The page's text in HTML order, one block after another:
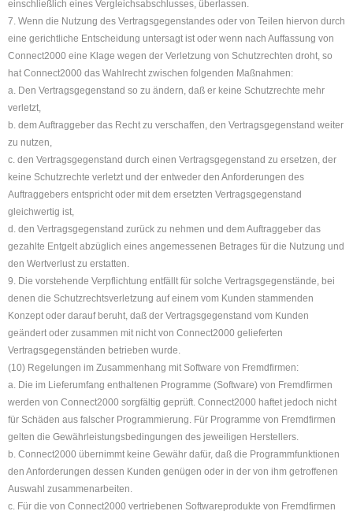
einschließlich eines Vergleichsabschlusses, überlassen.
7. Wenn die Nutzung des Vertragsgegenstandes oder von Teilen hiervon durch
eine gerichtliche Entscheidung untersagt ist oder wenn nach Auffassung von
Connect2000 eine Klage wegen der Verletzung von Schutzrechten droht, so
hat Connect2000 das Wahlrecht zwischen folgenden Maßnahmen:
a. Den Vertragsgegenstand so zu ändern, daß er keine Schutzrechte mehr
verletzt,
b. dem Auftraggeber das Recht zu verschaffen, den Vertragsgegenstand weiter
zu nutzen,
c. den Vertragsgegenstand durch einen Vertragsgegenstand zu ersetzen, der
keine Schutzrechte verletzt und der entweder den Anforderungen des
Auftraggebers entspricht oder mit dem ersetzten Vertragsgegenstand
gleichwertig ist,
d. den Vertragsgegenstand zurück zu nehmen und dem Auftraggeber das
gezahlte Entgelt abzüglich eines angemessenen Betrages für die Nutzung und
den Wertverlust zu erstatten.
9. Die vorstehende Verpflichtung entfällt für solche Vertragsgegenstände, bei
denen die Schutzrechtsverletzung auf einem vom Kunden stammenden
Konzept oder darauf beruht, daß der Vertragsgegenstand vom Kunden
geändert oder zusammen mit nicht von Connect2000 gelieferten
Vertragsgegenständen betrieben wurde.
(10) Regelungen im Zusammenhang mit Software von Fremdfirmen:
a. Die im Lieferumfang enthaltenen Programme (Software) von Fremdfirmen
werden von Connect2000 sorgfältig geprüft. Connect2000 haftet jedoch nicht
für Schäden aus falscher Programmierung. Für Programme von Fremdfirmen
gelten die Gewährleistungsbedingungen des jeweiligen Herstellers.
b. Connect2000 übernimmt keine Gewähr dafür, daß die Programmfunktionen
den Anforderungen dessen Kunden genügen oder in der von ihm getroffenen
Auswahl zusammenarbeiten.
c. Für die von Connect2000 vertriebenen Softwareprodukte von Fremdfirmen